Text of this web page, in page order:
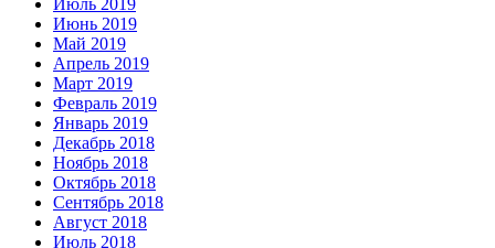
Июль 2019
Июнь 2019
Май 2019
Апрель 2019
Март 2019
Февраль 2019
Январь 2019
Декабрь 2018
Ноябрь 2018
Октябрь 2018
Сентябрь 2018
Август 2018
Июль 2018